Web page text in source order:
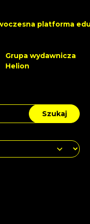
platforma
Grupa wydawnicza
Helion
Szukaj